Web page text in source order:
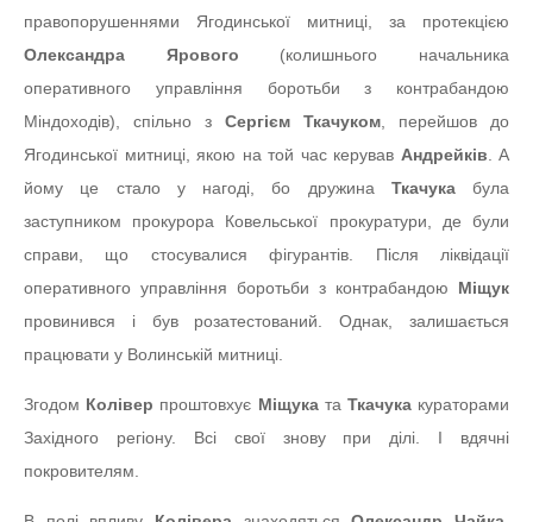
правопорушеннями Ягодинської митниці, за протекцією
Олександра Ярового (колишнього начальника
оперативного управління боротьби з контрабандою
Міндоходів), спільно з Сергієм Ткачуком, перейшов до
Ягодинської митниці, якою на той час керував Андрейків. А
йому це стало у нагоді, бо дружина Ткачукабула
заступником прокурора Ковельської прокуратури, де були
справи, що стосувалися фігурантів. Після ліквідації
оперативного управління боротьби з контрабандою Міщук
провинився і був розатестований. Однак, залишається
працювати у Волинській митниці.
Згодом Колівер проштовхує Міщуката Ткачукакураторами
Західного регіону. Всі свої знову при ділі. І вдячні
покровителям.